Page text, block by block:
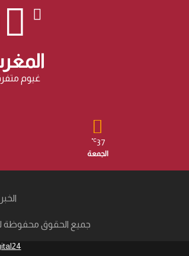
غيوم
37
℃
الجمعة
جميع الحقوق محفوظة